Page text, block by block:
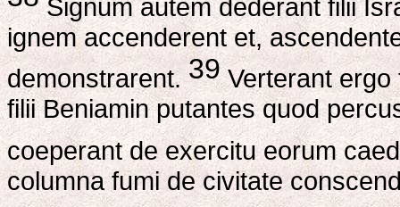
Signum autem dederant filii
ignem accenderent et,
demonstrarent.39Verterant ergo
filii Beniamin putantes quod
coeperant de exercitu eorum
columna fumi de civitate